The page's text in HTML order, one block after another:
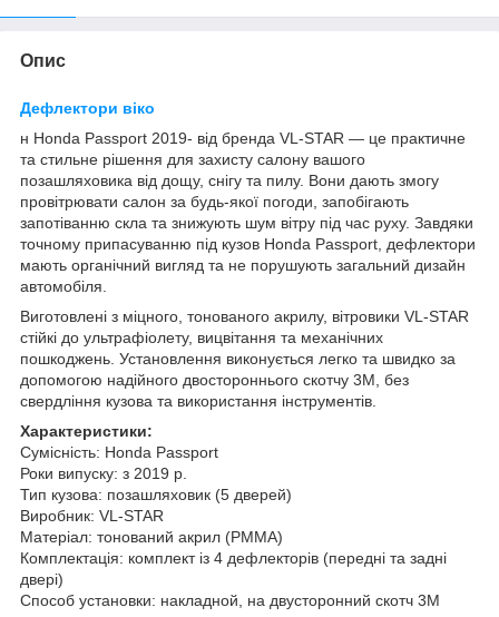
Опис
Дефлектори віко
н Honda Passport 2019- від бренда VL-STAR — це практичне
та стильне рішення для захисту салону вашого
позашляховика від дощу, снігу та пилу. Вони дають змогу
провітрювати салон за будь-якої погоди, запобігають
запотіванню скла та знижують шум вітру під час руху. Завдяки
точному припасуванню під кузов Honda Passport, дефлектори
мають органічний вигляд та не порушують загальний дизайн
автомобіля.
Виготовлені з міцного, тонованого акрилу, вітровики VL-STAR
стійкі до ультрафіолету, вицвітання та механічних
пошкоджень. Установлення виконується легко та швидко за
допомогою надійного двостороннього скотчу 3M, без
свердління кузова та використання інструментів.
Характеристики:
Сумісність: Honda Passport
Роки випуску: з 2019 р.
Тип кузова: позашляховик (5 дверей)
Виробник: VL-STAR
Матеріал: тонований акрил (PMMA)
Комплектація: комплект із 4 дефлекторів (передні та задні
двері)
Способ установки: накладной, на двусторонний скотч 3M